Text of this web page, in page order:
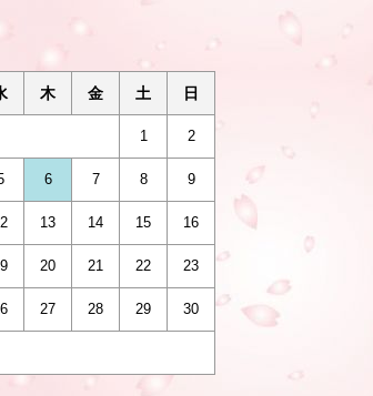
木 金 土 日
1 2
6 7 8 9
13 14 15 16
20 21 22 23
27 28 29 30